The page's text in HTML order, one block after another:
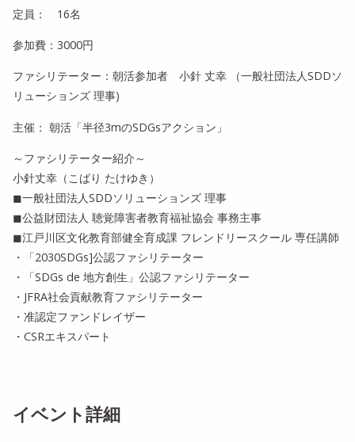
定員： 16名
参加費：3000円
ファシリテーター：朝活参加者 小針 丈幸 （一般社団法人SDDソ
リューションズ 理事)
主催： 朝活「半径3mのSDGsアクション」
～ファシリテーター紹介～
小針丈幸（こばり たけゆき）
◼︎一般社団法人SDDソリューションズ 理事
◼︎公益財団法人 聴覚障害者教育福祉協会 事務主事
◼︎江戸川区文化教育部健全育成課 フレンドリースクール 専任講師
・「2030SDGs]公認ファシリテーター
・「SDGs de 地方創生」公認ファシリテーター
・JFRA社会貢献教育ファシリテーター
・准認定ファンドレイザー
・CSRエキスパート
イベント詳細